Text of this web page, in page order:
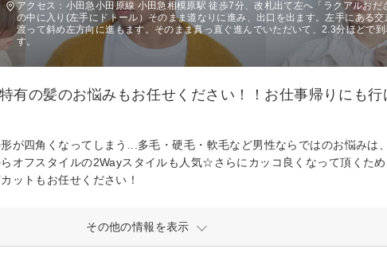
アクセス：小田急小田原線 小田急相模原駅 徒歩7分、改札出て左へ「ラクアルおだ
の中に入り(左手にドトール）そのまま道なりに進み、出口を出ます。左手にある交
渡って斜め左方向に進もます。そのまま真っ直ぐ進んでいただいて、2.3分ほどで到
す。
有の髪のお悩みもお任せください！！お仕事帰りにも行
が四角くなってしまう...多毛・硬毛・軟毛など男性ならではのお悩みは
オフスタイルの2Wayスタイルも人気☆さらにカッコ良くなって頂くた
ットもお任せください！
その他の情報を表示